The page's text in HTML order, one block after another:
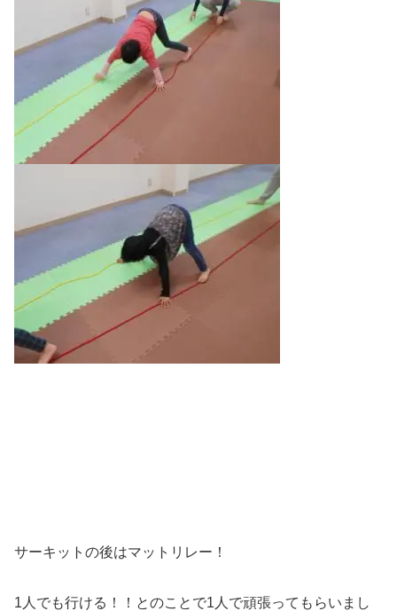
サーキットの後はマットリレー！
1人でも行ける！！とのことで1人で頑張ってもらいまし